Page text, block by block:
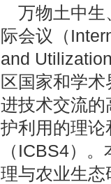
万物土中生
际会议（
and
区国家和学
进技术交流
护利用的理
（ICBS4）
理与农业生